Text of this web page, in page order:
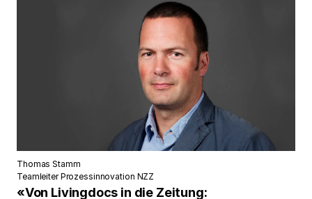
Thomas Stamm
Teamleiter Prozessinnovation NZZ
«Von Livingdocs in die Zeitung: